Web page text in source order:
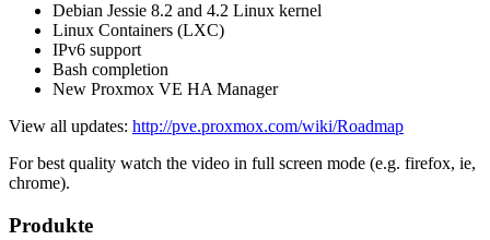
Debian Jessie 8.2 and 4.2 Linux kernel
Linux Containers (LXC)
IPv6 support
Bash completion
New Proxmox VE HA Manager
View all updates: http://pve.proxmox.com/wiki/Roadmap
For best quality watch the video in full screen mode (e.g. firefox, ie,
chrome).
Produkte